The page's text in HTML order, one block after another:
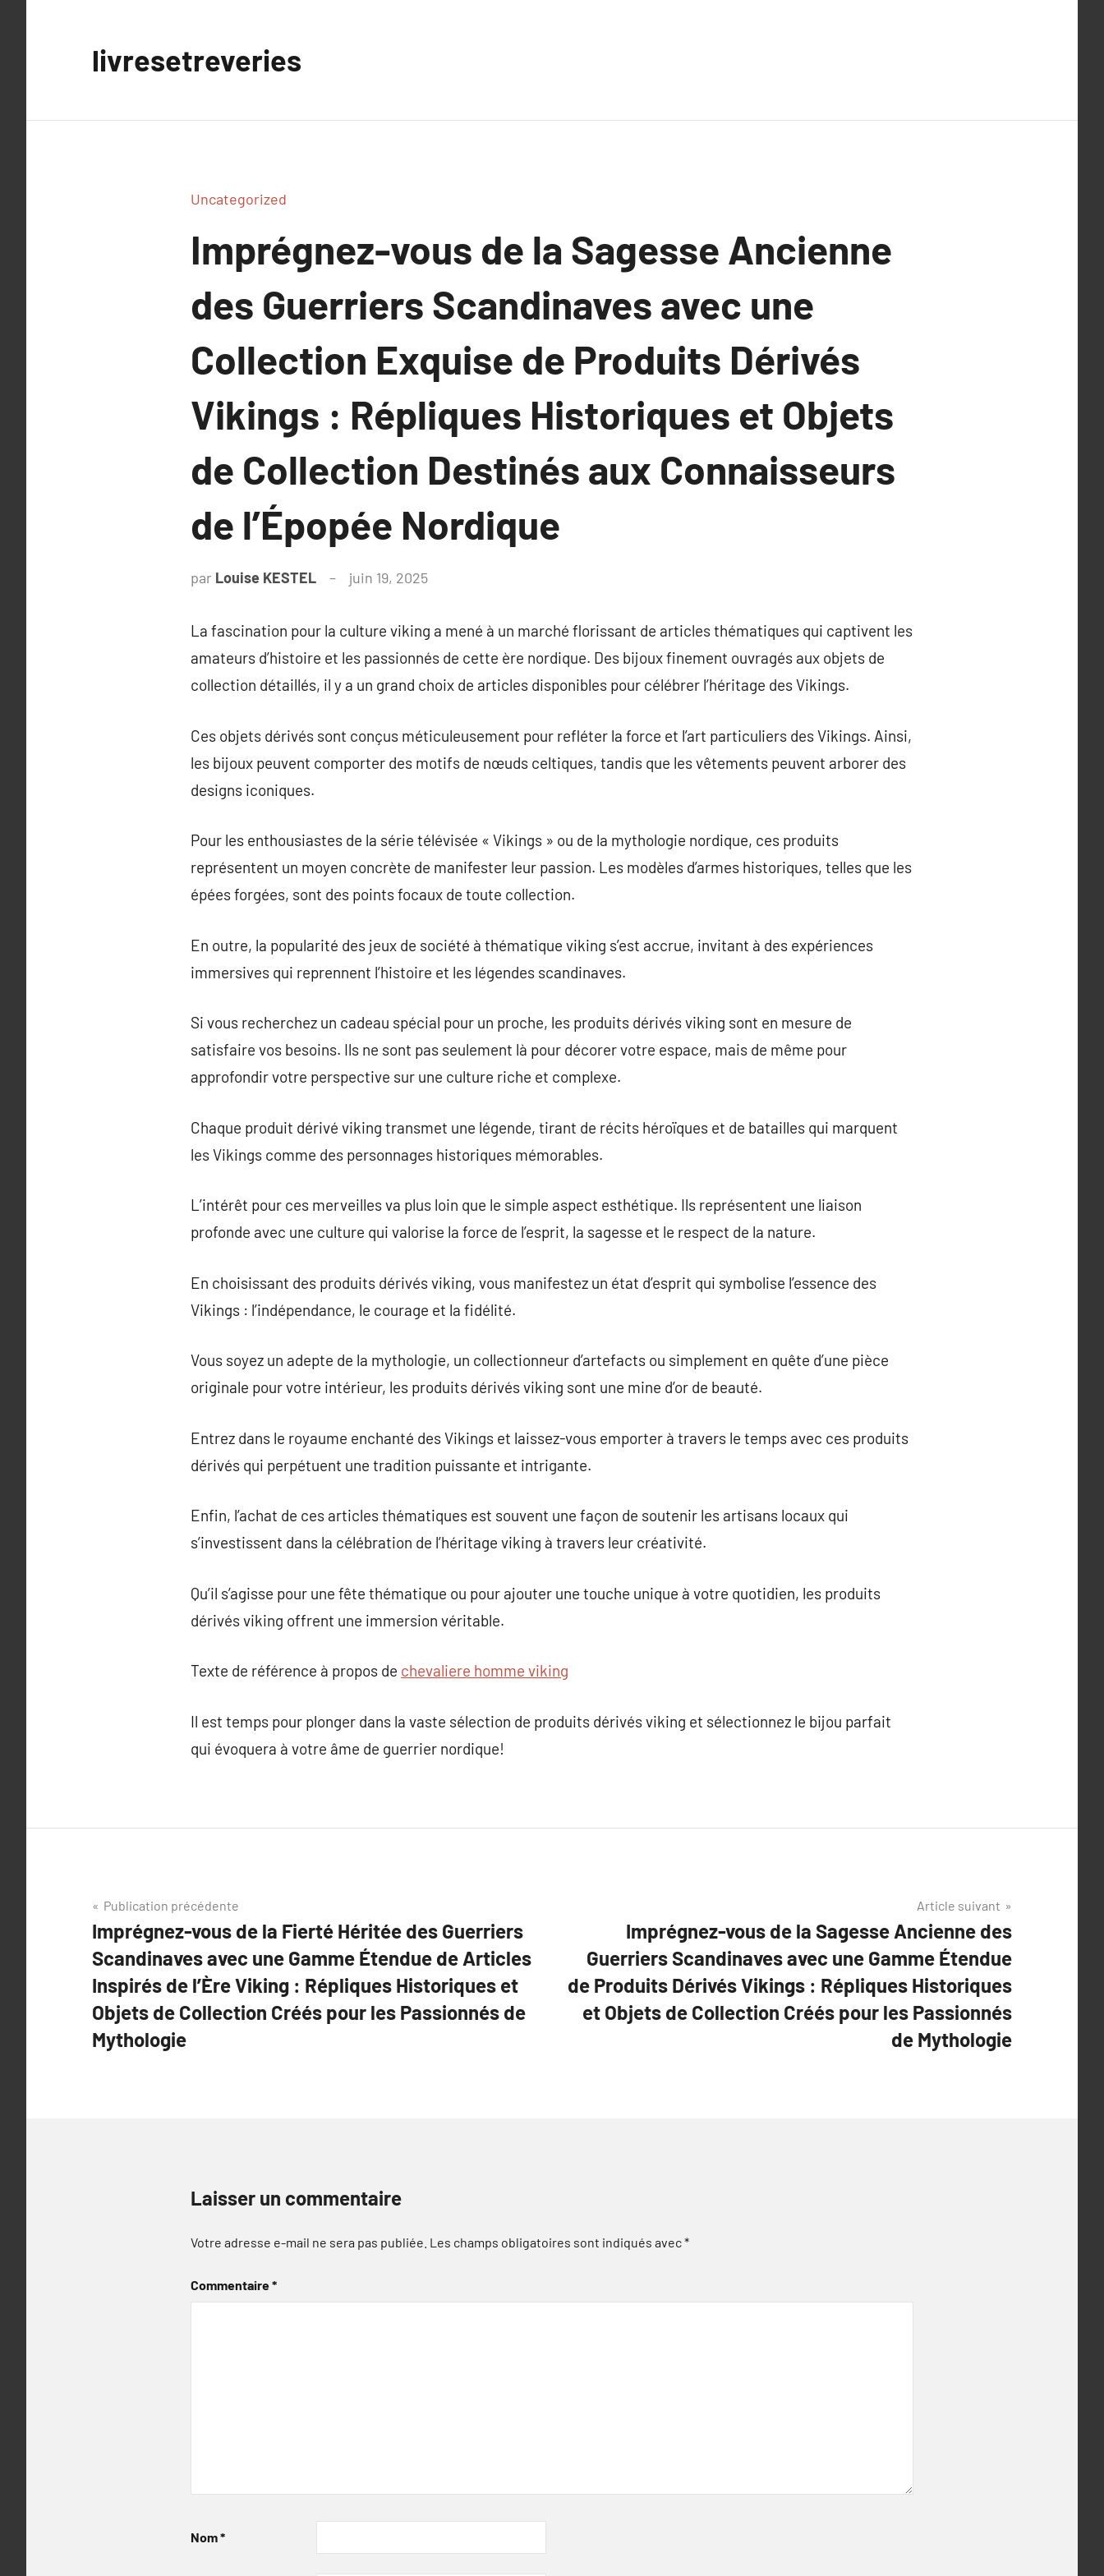
livresetreveries
Uncategorized
Imprégnez-vous de la Sagesse Ancienne
des Guerriers Scandinaves avec une
Collection Exquise de Produits Dérivés
Vikings : Répliques Historiques et Objets
de Collection Destinés aux Connaisseurs
de l’Épopée Nordique
par Louise KESTEL juin 19, 2025
La fascination pour la culture viking a mené à un marché florissant de articles thématiques qui captivent les
amateurs d’histoire et les passionnés de cette ère nordique. Des bijoux finement ouvragés aux objets de
collection détaillés, il y a un grand choix de articles disponibles pour célébrer l’héritage des Vikings.
Ces objets dérivés sont conçus méticuleusement pour refléter la force et l’art particuliers des Vikings. Ainsi,
les bijoux peuvent comporter des motifs de nœuds celtiques, tandis que les vêtements peuvent arborer des
designs iconiques.
Pour les enthousiastes de la série télévisée « Vikings » ou de la mythologie nordique, ces produits
représentent un moyen concrète de manifester leur passion. Les modèles d’armes historiques, telles que les
épées forgées, sont des points focaux de toute collection.
En outre, la popularité des jeux de société à thématique viking s’est accrue, invitant à des expériences
immersives qui reprennent l’histoire et les légendes scandinaves.
Si vous recherchez un cadeau spécial pour un proche, les produits dérivés viking sont en mesure de
satisfaire vos besoins. Ils ne sont pas seulement là pour décorer votre espace, mais de même pour
approfondir votre perspective sur une culture riche et complexe.
Chaque produit dérivé viking transmet une légende, tirant de récits héroïques et de batailles qui marquent
les Vikings comme des personnages historiques mémorables.
L’intérêt pour ces merveilles va plus loin que le simple aspect esthétique. Ils représentent une liaison
profonde avec une culture qui valorise la force de l’esprit, la sagesse et le respect de la nature.
En choisissant des produits dérivés viking, vous manifestez un état d’esprit qui symbolise l’essence des
Vikings : l’indépendance, le courage et la fidélité.
Vous soyez un adepte de la mythologie, un collectionneur d’artefacts ou simplement en quête d’une pièce
originale pour votre intérieur, les produits dérivés viking sont une mine d’or de beauté.
Entrez dans le royaume enchanté des Vikings et laissez-vous emporter à travers le temps avec ces produits
dérivés qui perpétuent une tradition puissante et intrigante.
Enfin, l’achat de ces articles thématiques est souvent une façon de soutenir les artisans locaux qui
s’investissent dans la célébration de l’héritage viking à travers leur créativité.
Qu’il s’agisse pour une fête thématique ou pour ajouter une touche unique à votre quotidien, les produits
dérivés viking offrent une immersion véritable.
Texte de référence à propos de chevaliere homme viking
Il est temps pour plonger dans la vaste sélection de produits dérivés viking et sélectionnez le bijou parfait
qui évoquera à votre âme de guerrier nordique!
Navigation
de
l’article
Publication précédente
Imprégnez-vous de la Fierté Héritée des Guerriers
Scandinaves avec une Gamme Étendue de Articles
Inspirés de l’Ère Viking : Répliques Historiques et
Objets de Collection Créés pour les Passionnés de
Mythologie
Article suivant
Imprégnez-vous de la Sagesse Ancienne des
Guerriers Scandinaves avec une Gamme Étendue
de Produits Dérivés Vikings : Répliques Historiques
et Objets de Collection Créés pour les Passionnés
de Mythologie
Laisser un commentaire
Votre adresse e-mail ne sera pas publiée. Les champs obligatoires sont indiqués avec*
Commentaire*
Nom*